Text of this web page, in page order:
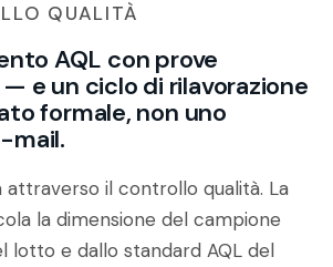
QUALITÀ
AQL con prove
e un ciclo di rilavorazione
formale, non uno
mail.
attraverso il controllo qualità. La
la dimensione del campione
lotto e dallo standard AQL del